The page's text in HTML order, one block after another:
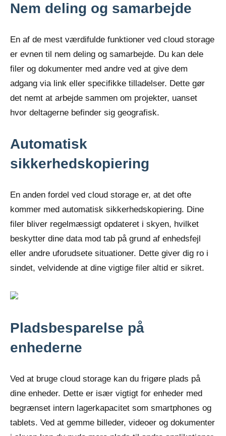
Nem deling og samarbejde
En af de mest værdifulde funktioner ved cloud storage
er evnen til nem deling og samarbejde. Du kan dele
filer og dokumenter med andre ved at give dem
adgang via link eller specifikke tilladelser. Dette gør
det nemt at arbejde sammen om projekter, uanset
hvor deltagerne befinder sig geografisk.
Automatisk
sikkerhedskopiering
En anden fordel ved cloud storage er, at det ofte
kommer med automatisk sikkerhedskopiering. Dine
filer bliver regelmæssigt opdateret i skyen, hvilket
beskytter dine data mod tab på grund af enhedsfejl
eller andre uforudsete situationer. Dette giver dig ro i
sindet, velvidende at dine vigtige filer altid er sikret.
Pladsbesparelse på
enhederne
Ved at bruge cloud storage kan du frigøre plads på
dine enheder. Dette er især vigtigt for enheder med
begrænset intern lagerkapacitet som smartphones og
tablets. Ved at gemme billeder, videoer og dokumenter